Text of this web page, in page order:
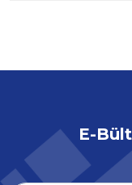
E-